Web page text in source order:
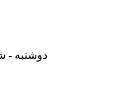
دوشنبه - شنبه از